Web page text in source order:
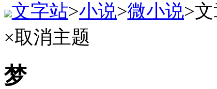
文字站>小说>微小说>
×取消主题
梦